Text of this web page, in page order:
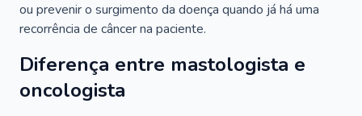
ou prevenir o surgimento da doença quando já há uma
recorrência de câncer na paciente.
Diferença entre mastologista e
oncologista